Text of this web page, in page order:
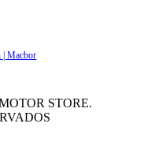
| Macbor
STORE.